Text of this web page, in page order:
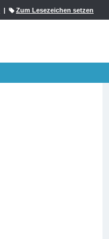
| Zum Lesezeichen setzen